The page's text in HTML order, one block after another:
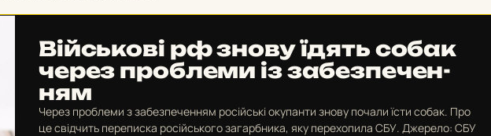
Вій­сько­ві рф знову їдять собак
через проб­ле­ми із за­без­пе­чен­
ням
Через проблеми з забезпеченням російські окупанти знову почали їсти собак. Про
це свідчить переписка російського загарбника, яку перехопила СБУ. Джерело: СБУ